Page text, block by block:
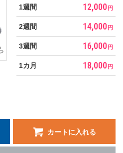
1週間 12,000 円
2週間 14,000 円
3週間 16,000 円
1カ月 18,000 円
カートに入れる